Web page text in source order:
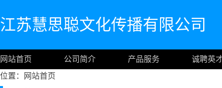
江苏慧思聪文化传播有限公司
网站首页 公司简介 产品服务
诚聘英
位置：
网站首页